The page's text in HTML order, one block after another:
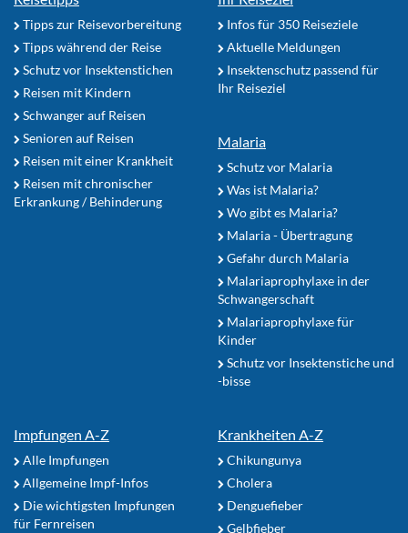
Tipps zur Reisevorbereitung
Tipps während der Reise
Schutz vor Insektenstichen
Reisen mit Kindern
Schwanger auf Reisen
Senioren auf Reisen
Reisen mit einer Krankheit
Reisen mit chronischer
Erkrankung / Behinderung
Infos für 350 Reiseziele
Aktuelle Meldungen
Insektenschutz passend für
Ihr Reiseziel
Malaria
Schutz vor Malaria
Was ist Malaria?
Wo gibt es Malaria?
Malaria - Übertragung
Gefahr durch Malaria
Malariaprophylaxe in der
Schwangerschaft
Malariaprophylaxe für
Kinder
Schutz vor Insektenstiche und
-bisse
Impfungen A-Z
Alle Impfungen
Allgemeine Impf-Infos
Die wichtigsten Impfungen
für Fernreisen
Krankheiten A-Z
Chikungunya
Cholera
Denguefieber
Gelbfieber